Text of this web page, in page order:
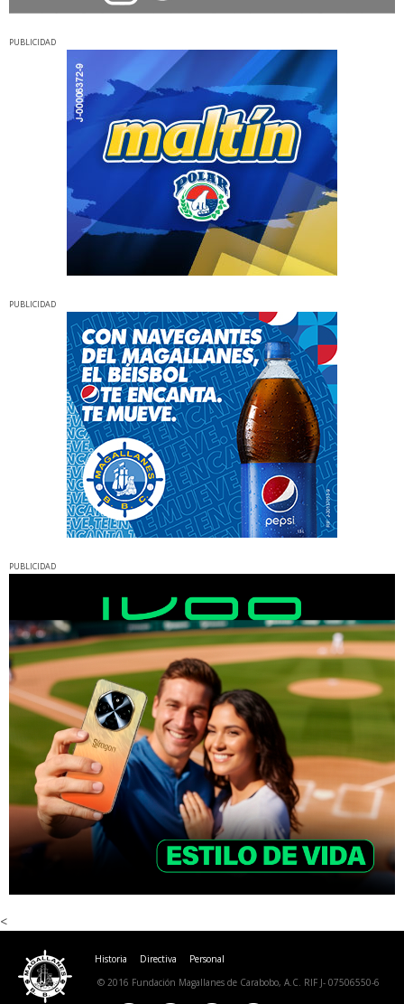
PUBLICIDAD
PUBLICIDAD
PUBLICIDAD
<
Historia Directiva
Personal
© 2016 Fundación Magallanes de Carabobo, A.C. RIF J- 07506550-6